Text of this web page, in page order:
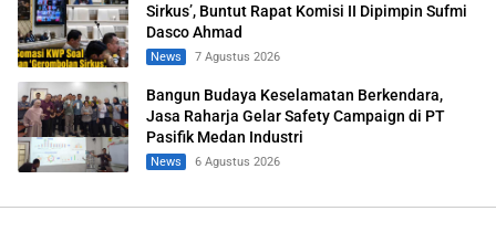
Sirkus’, Buntut Rapat Komisi II Dipimpin Sufmi
Dasco Ahmad
News 7 Agustus 2026
Bangun Budaya Keselamatan Berkendara,
Jasa Raharja Gelar Safety Campaign di PT
Pasifik Medan Industri
News 6 Agustus 2026